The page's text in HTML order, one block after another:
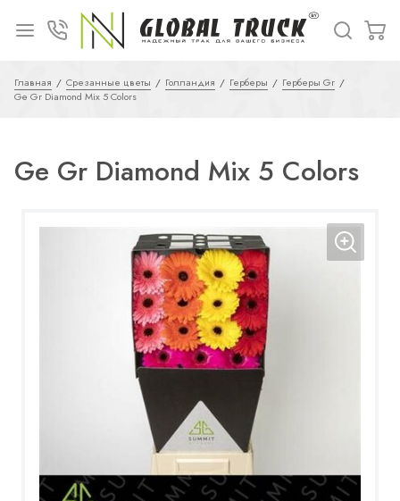
Главная Срезанные цветы Голландия Герберы
Герберы Gr
Ge Gr Diamond Mix 5 Colors
Ge Gr Diamond Mix 5 Colors